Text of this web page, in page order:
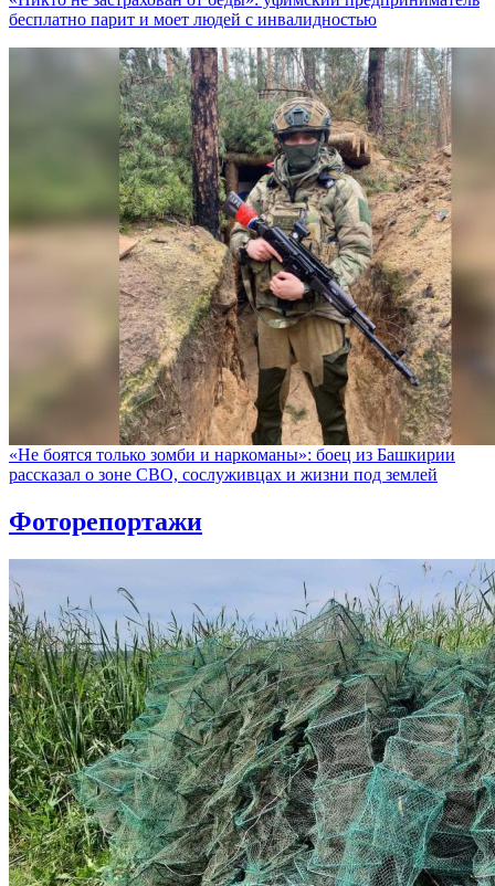
бесплатно парит и моет людей с инвалидностью
«Не боятся только зомби и наркоманы»: боец из Башкирии
рассказал о зоне СВО, сослуживцах и жизни под землей
Фоторепортажи